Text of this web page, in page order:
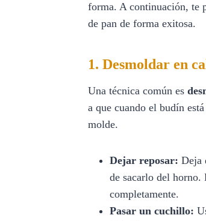
forma. A continuación, te
de pan de forma exitosa.
1. Desmoldar en
Una técnica común es
a que cuando el budín
molde.
Dejar reposar: Deja
de sacarlo del horno.
completamente.
Pasar un cuchillo: